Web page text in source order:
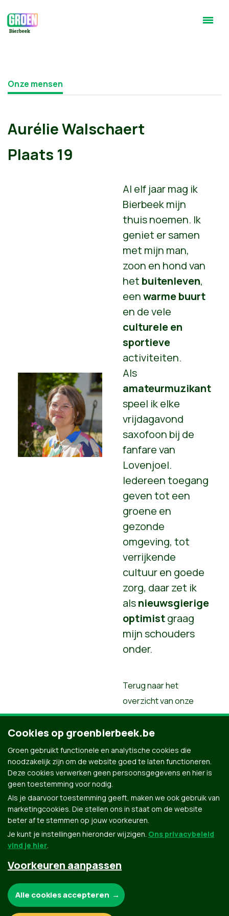
Onze mensen
Aurélie Walschaert
Plaats 19
Al elf jaar mag ik
Bierbeek mijn
thuis noemen. Ik
geniet er samen
met mijn man,
zoon en hond van
het buitenleven,
eenwarme buurt
en de vele
culturele en
sportieve
activiteiten.
Als
amateurmuzikant
speel ik elke
vrijdagavond
saxofoon bij de
fanfare van
Lovenjoel.
Iedereen toegang
geven tot een
groene en
gezonde
omgeving, tot
verrijkende
cultuur en goede
zorg, daar zet ik
alsnieuwsgierige
optimistgraag
mijn schouders
onder.
Terug naar het
overzicht van onze
mensen
Groen.be
Contact Privacybeleid
Cookies op groenbierbeek.be
Groen gebruikt functionele en analytische cookies die
noodzakelijk zijn om de website goed te laten functioneren.
Deze cookies verwerken geen persoonsgegevens en hier is
geen toestemming voor nodig.
Als je daarvoor toestemming geeft, maken we ook gebruik van
marketingcookies. Die stellen ons in staat om de website
beter af te stemmen op jouw voorkeuren.
Je kunt je instellingen hieronder wijzigen. Ons privacybeleid
vind je hier.
Voorkeuren aanpassen
Alle cookies accepteren